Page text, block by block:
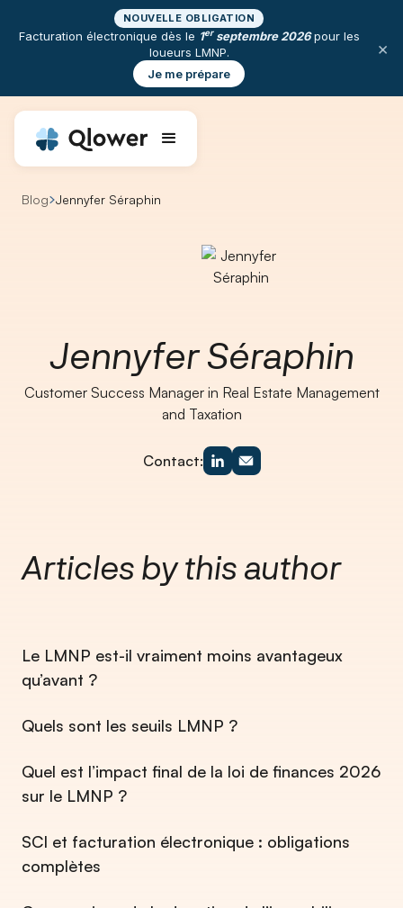
NOUVELLE OBLIGATION
Facturation électronique dès le 1erseptembre 2026pour les
loueurs LMNP.
Je me prépare
×
Blog Jennyfer Séraphin
Jennyfer Séraphin
Customer Success Manager in Real Estate Management
and Taxation
Contact:
Articles by this author
Le LMNP est-il vraiment moins avantageux
qu’avant ?
⁠Quels sont les seuils LMNP ?
Quel est l’impact final de la loi de finances 2026
sur le LMNP ?
SCI et facturation électronique : obligations
complètes